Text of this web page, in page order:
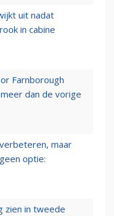
uit nadat
in cabine
Farnborough
dan de vorige
maar
optie:
zien in tweede